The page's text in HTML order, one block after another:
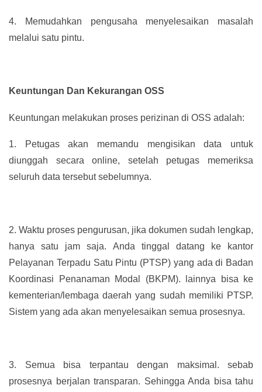
4.
Memudahkan pengusaha menyelesaikan masalah
melalui satu pintu.
Keuntungan Dan Kekurangan OSS
Keuntungan melakukan proses perizinan di OSS adalah:
1.
Petugas akan memandu mengisikan data untuk
diunggah secara online, setelah petugas memeriksa
seluruh data tersebut sebelumnya.
2. Waktu proses pengurusan, jika dokumen sudah lengkap,
hanya satu jam saja. Anda tinggal datang ke kantor
Pelayanan Terpadu Satu Pintu (PTSP) yang ada di Badan
Koordinasi Penanaman Modal (BKPM). lainnya bisa ke
kementerian/lembaga daerah yang sudah memiliki PTSP.
Sistem yang ada akan menyelesaikan semua prosesnya.
3.
Semua bisa terpantau dengan maksimal. sebab
prosesnya berjalan transparan. Sehingga Anda bisa tahu